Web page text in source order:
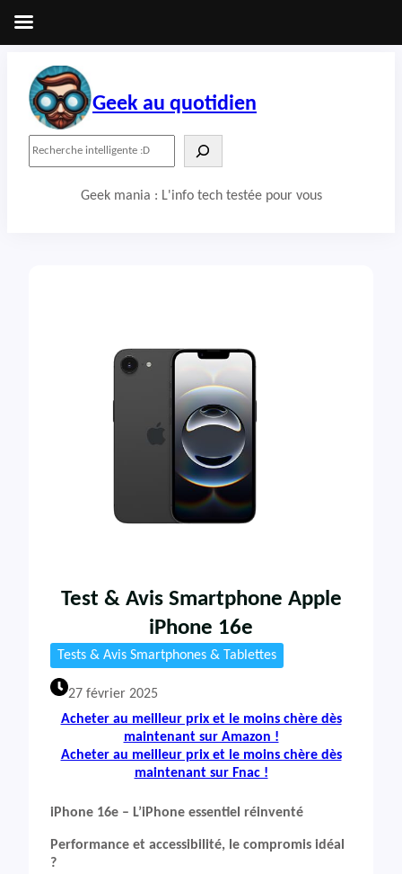
contenu
Geek au quotidien
Geek mania : L'info tech testée pour vous
Test & Avis Smartphone Apple
iPhone 16e
Tests & Avis Smartphones & Tablettes
27 février 2025
Acheter au meilleur prix et le moins chère dès
maintenant sur Amazon !
Acheter au meilleur prix et le moins chère dès
maintenant sur Fnac !
iPhone 16e – L’iPhone essentiel réinventé
Performance et accessibilité, le compromis idéal
?